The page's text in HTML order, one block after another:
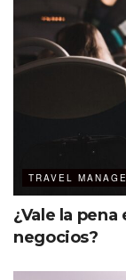
TRAVEL
¿Vale la
negocios?